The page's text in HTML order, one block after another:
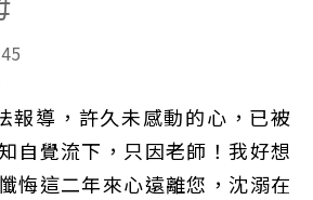
報導，許久未感動的心，已被
自覺流下，只因老師！我好想
悔這二年來心遠離您，沈溺在